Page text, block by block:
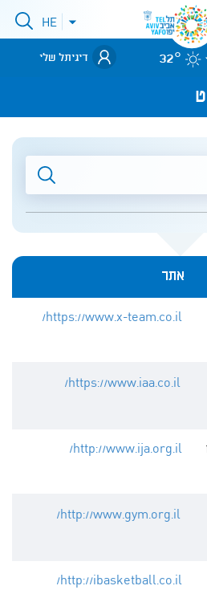
עיריית
אביב
פתיחתHE
32° דיגיתל שלי
חיפוש
אתר
https://www.x-team.co.il/
https://www.iaa.co.il/
http://www.ija.org.il/
http://www.gym.org.il/
http://ibasketball.co.il/